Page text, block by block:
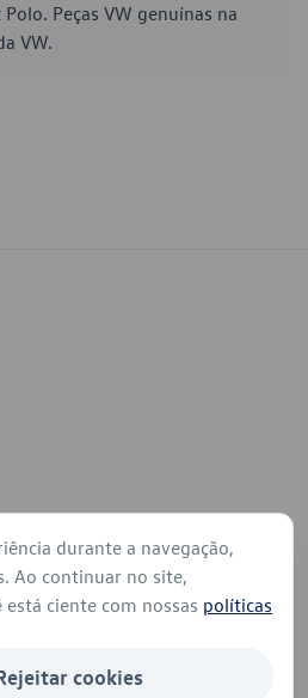
Peças VW genuínas na
VW.
durante a navegação,
Ao continuar no site,
ciente com nossas políticas
cookies